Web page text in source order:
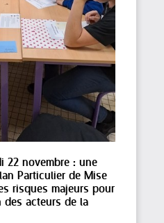
22 novembre : une
Particulier de Mise
risques majeurs pour
des acteurs de la